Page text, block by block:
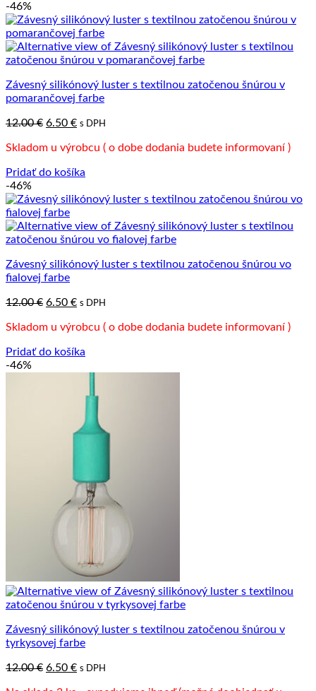
-46%
Závesný silikónový luster s textilnou zatočenou šnúrou v
pomarančovej farbe
12.00€ Pôvodná
bola:
6.50 €Aktuálna
je:
s DPH
Skladom u výrobcu ( o dobe dodania budete informovaní )
Pridať do košíka
-46%
Závesný silikónový luster s textilnou zatočenou šnúrou vo
fialovej farbe
12.00€ Pôvodná
bola:
6.50 €Aktuálna
je:
s DPH
Skladom u výrobcu ( o dobe dodania budete informovaní )
Pridať do košíka
-46%
Závesný silikónový luster s textilnou zatočenou šnúrou v
tyrkysovej farbe
12.00€ Pôvodná
6.50 €Aktuálna
s DPH